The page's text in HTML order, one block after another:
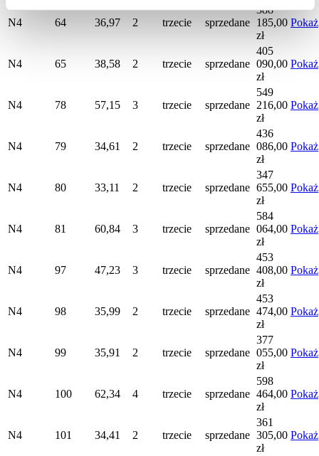
N4 64 36,97 2 trzecie sprzedane
388
185,00
zł
Pokaż
N4 65 38,58 2 trzecie sprzedane
405
090,00
zł
Pokaż
N4 78 57,15 3 trzecie sprzedane
549
216,00
zł
Pokaż
N4 79 34,61 2 trzecie sprzedane
436
086,00
zł
Pokaż
N4 80 33,11 2 trzecie sprzedane
347
655,00
zł
Pokaż
N4 81 60,84 3 trzecie sprzedane
584
064,00
zł
Pokaż
N4 97 47,23 3 trzecie sprzedane
453
408,00
zł
Pokaż
N4 98 35,99 2 trzecie sprzedane
453
474,00
zł
Pokaż
N4 99 35,91 2 trzecie sprzedane
377
055,00
zł
Pokaż
N4 100 62,34 4 trzecie sprzedane
598
464,00
zł
Pokaż
N4 101 34,41 2 trzecie sprzedane
361
305,00
zł
Pokaż